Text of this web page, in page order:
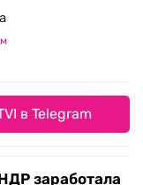
в Telegram
заработала